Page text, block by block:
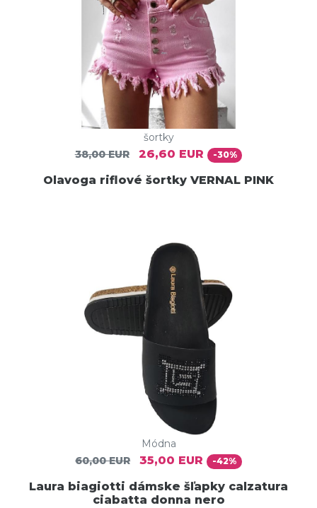
šortky
38,00 EUR
26,60 EUR -30%
Olavoga riflové šortky VERNAL PINK
Módna
60,00 EUR
35,00 EUR -42%
Laura biagiotti dámske šľapky calzatura
ciabatta donna nero